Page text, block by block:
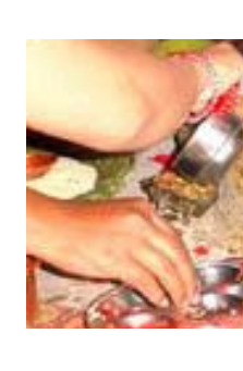
यसको उपस्थिति रहन्छ । प्रेम,
संवेगहरु बुलबुलले समेट्‍छ । बुलबुल
समूहमा समेटिन्छौं र बुलबुल
बुलबुललियन । हामी यहाँ
सहवासमा । " एउटा प्रेमको
यो प्रीतलाई अमर गर्छौँ।"
program). Thanks to
such a wonderful
suggestion, comments &